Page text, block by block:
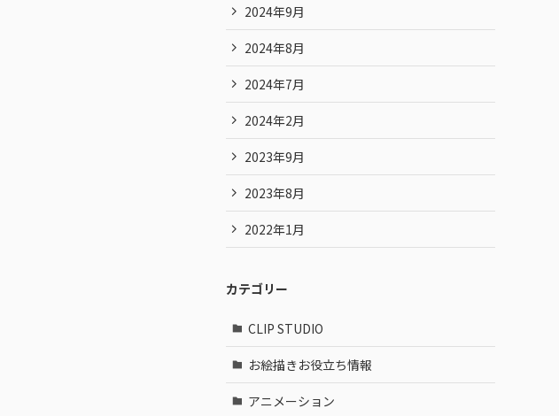
2024年9月
2024年8月
2024年7月
2024年2月
2023年9月
2023年8月
2022年1月
カテゴリー
CLIP STUDIO
お絵描きお役立ち情報
アニメーション